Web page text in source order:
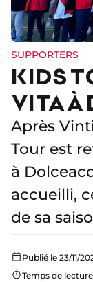
SUPPORTERS
KIDS
VITA À
Après
Tour est
à
accueilli,
de sa
Publié le 23/11/
Temps de